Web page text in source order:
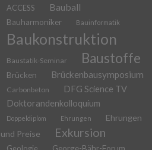
ACCESS Bauball
Bauharmoniker Bauinformatik
Baukonstruktion
Baustatik-Seminar Baustoffe
Brücken Brückenbausymposium
Carbonbeton
DFG Science TV
Doktorandenkolloquium
Doppeldiplom Ehrungen
Ehrungen
und Preise
Exkursion
Geologie George-Bähr-Forum